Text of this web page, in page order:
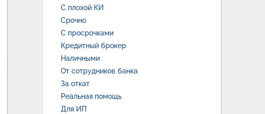
С плохой КИ
Срочно
С просрочками
Кредитный брокер
Наличными
От сотрудников банка
За откат
Реальная помощь
Для ИП